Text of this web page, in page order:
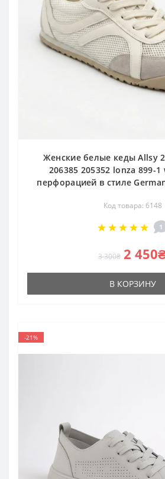
Женские белые кеды Allsy
206385 205352 lonza 899-1
перфорацией в стиле
Код товара: 6148
1
3 300₴ 2
В КОРЗИНУ
-21%